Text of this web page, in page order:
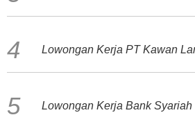
Lowongan Kerja PT Kawan
Lowongan Kerja Bank